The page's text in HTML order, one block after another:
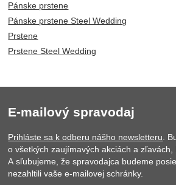
Pánske prstene
Pánske prstene Steel Wedding
Prstene
Prstene Steel Wedding
E-mailový spravodaj
Prihláste sa k odberu nášho newsletteru.
o všetkých zaujímavých akciách a zľavách,
A sľubujeme, že spravodajca budeme
nezahltili vaše e-mailovej schránky.